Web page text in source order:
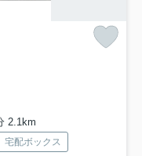
2.1km
宅配ボックス